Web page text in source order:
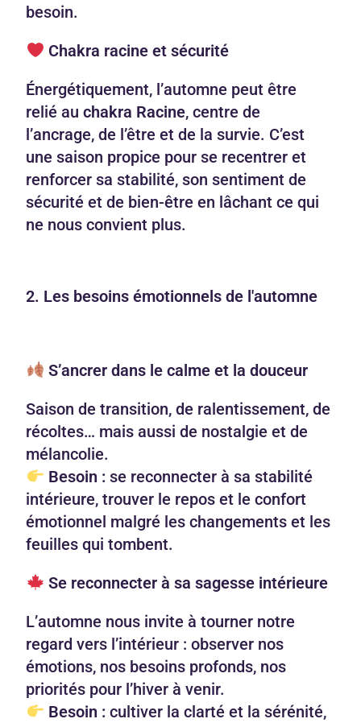
besoin.
Chakra racine et sécurité
Énergétiquement, l’automne peut être
relié auchakra Racine, centre de
l’ancrage, de l’être et de la survie. C’est
une saison propice pour se recentrer et
renforcer sa stabilité, son sentiment de
sécurité et de bien-être en lâchant ce qui
ne nous convient plus.
2. Les besoins émotionnels de l'automne
S’ancrer dans le calme et la douceur
Saison de transition, de ralentissement, de
récoltes… mais aussi de nostalgie et de
mélancolie.
Besoin : se reconnecter à sa stabilité
intérieure, trouver le repos et le confort
émotionnel malgré les changements et les
feuilles qui tombent.
Se reconnecter à sa sagesse intérieure
L’automne nous invite à tourner notre
regard vers l’intérieur : observer nos
émotions, nos besoins profonds, nos
priorités pour l’hiver à venir.
Besoin : cultiver la clarté et la sérénité,